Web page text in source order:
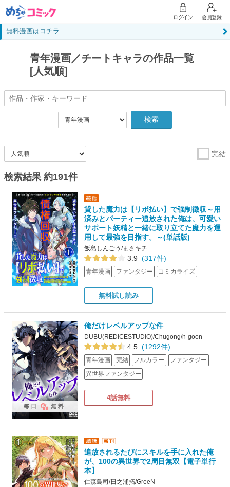
ログイン 会員登録
無料漫画はコチラ
青年漫画／チートキャラの作品一覧
[人気順]
検索
完結
検索結果 約191件
貸した魔力は【リボ払い】で強制徴収～用
済みとパーティー追放された俺は、可愛い
サポート妖精と一緒に取り立てた魔力を運
用して最強を目指す。～(単話版)
飯島しんごう/まさキチ
3.9 (317件)
青年漫画 ファンタジー コミカライズ
無料試し読み
俺だけレベルアップな件
DUBU(REDICESTUDIO)/Chugong/h-goon
4.5 (1292件)
青年漫画 完結 フルカラー
ファンタジー
異世界ファンタジー
4話無料
毎日 無料
追放されるたびにスキルを手に入れた俺
が、100の異世界で2周目無双【電子単行
本】
仁森島司/日之浦拓/GreeN